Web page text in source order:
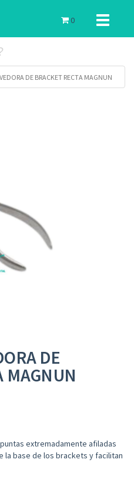
Toggle
0
DE BRACKET RECTA MAGNUN
DE
MAGNUN
extremadamente afiladas
la base de los brackets y facilitan